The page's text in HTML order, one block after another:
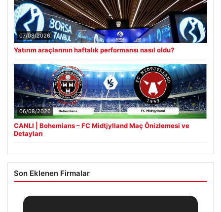
07/08/2026
Yatırım araçlarının haftalık performansı nasıl oldu?
06/08/2026
CANLI | Bohemians – FC Midtjylland Maç Önizlemesi ve
Detayları
Son Eklenen Firmalar